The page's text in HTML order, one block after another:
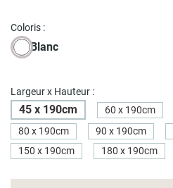
Coloris :
Blanc
Largeur x Hauteur :
45 x 190cm 60 x 190cm
80 x 190cm
90 x 190cm
150 x 190cm
180 x 190cm